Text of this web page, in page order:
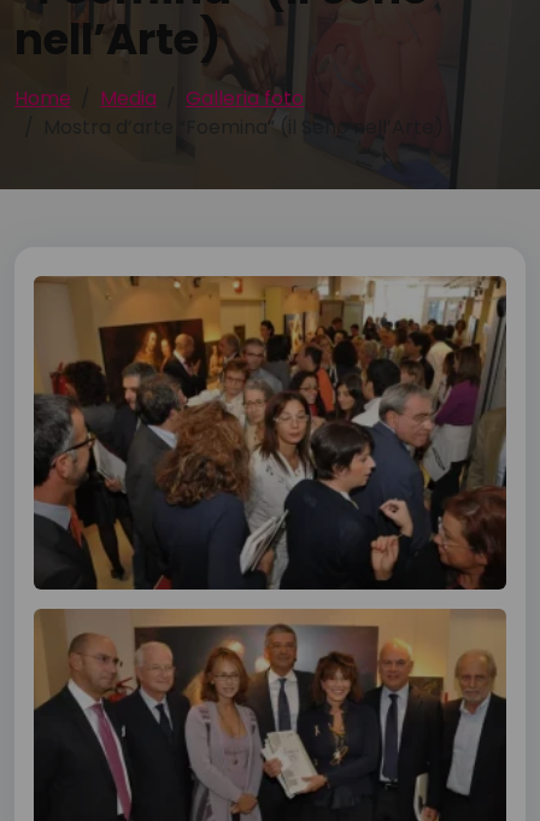
nell’Arte)
Home Media
Galleria foto
Mostra d’arte “Foemina” (il Seno nell’Arte)